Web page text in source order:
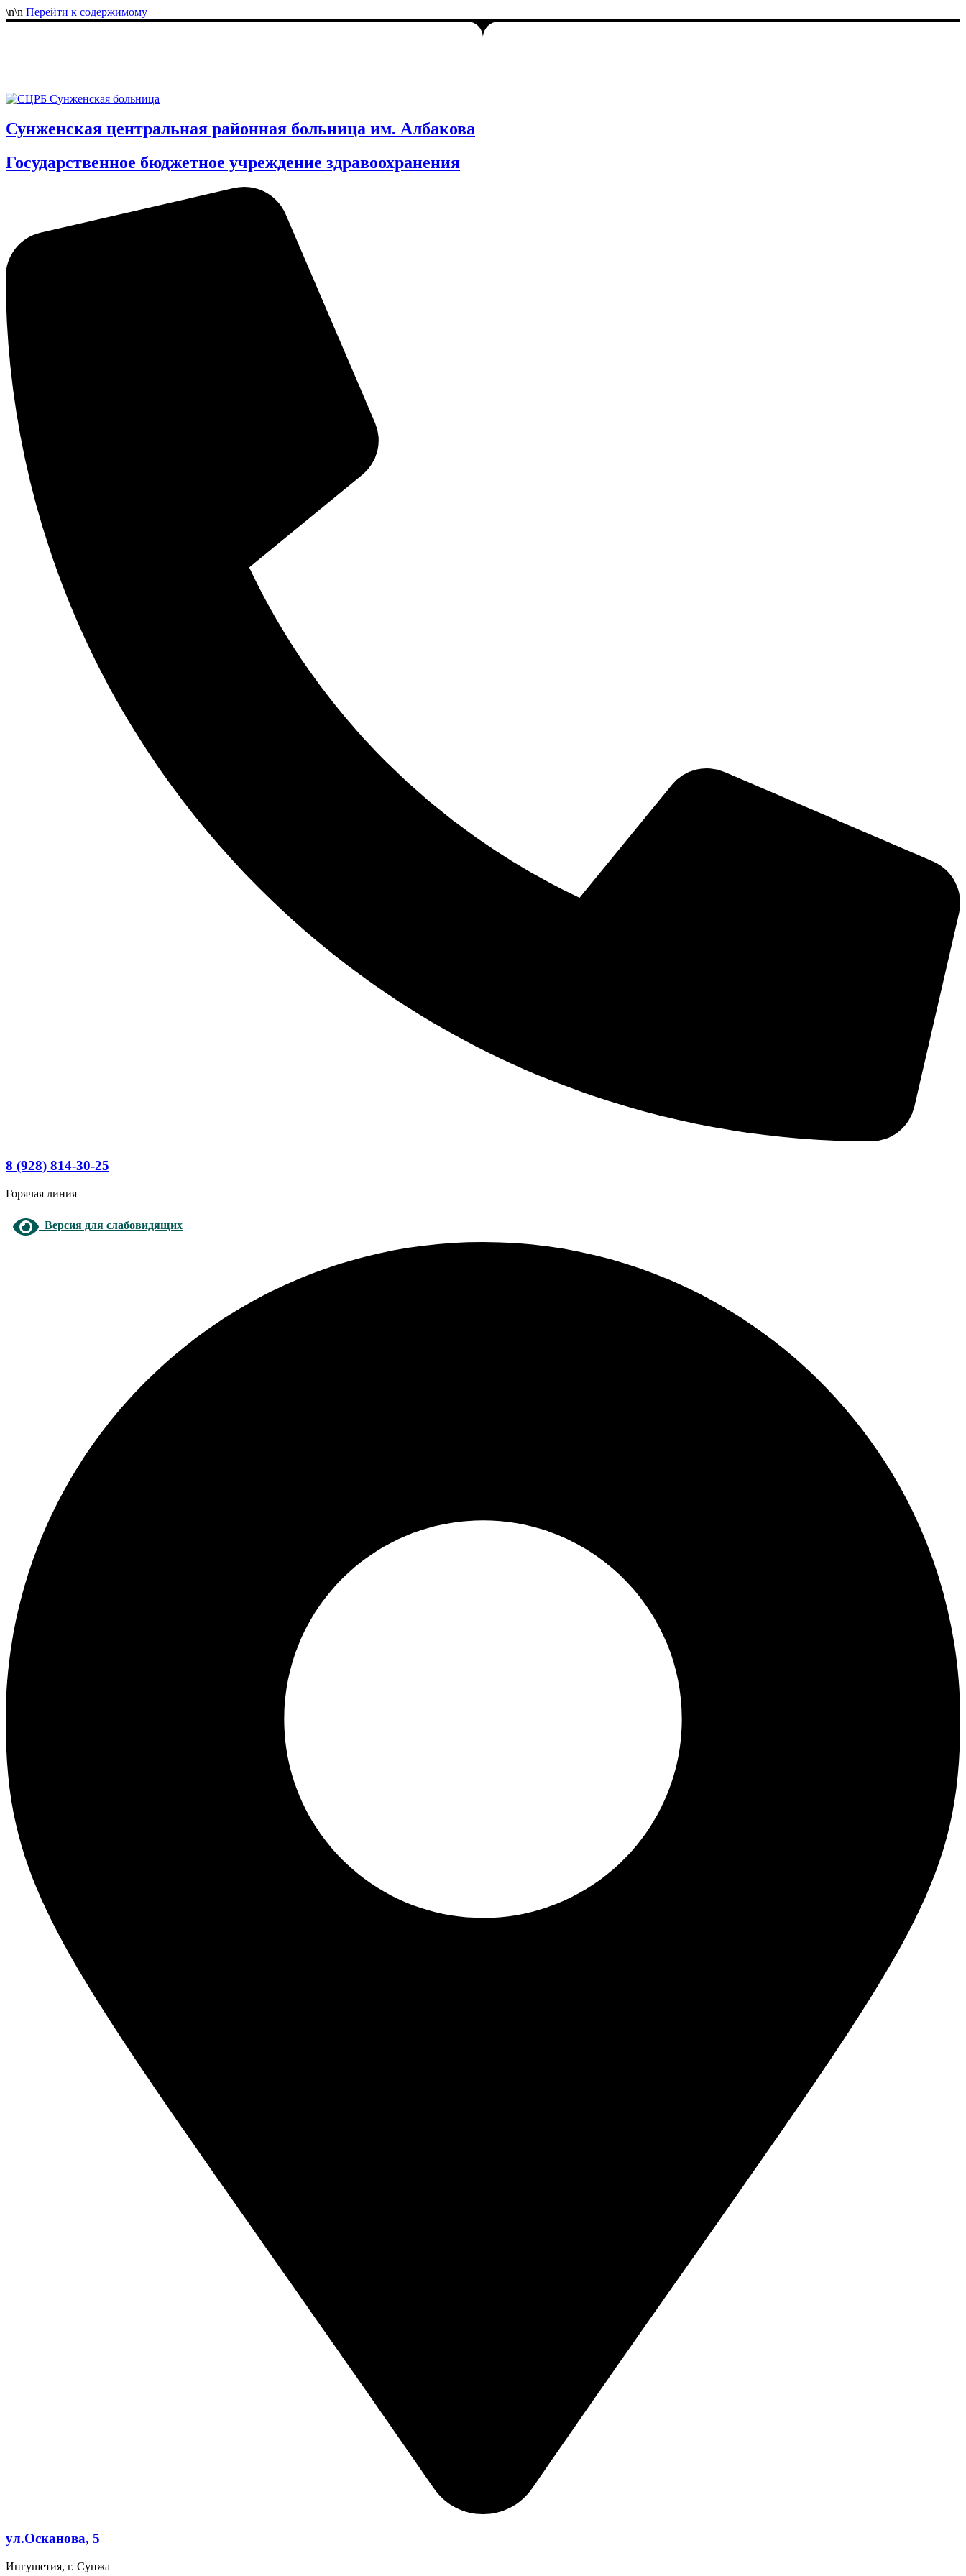
\n\n Перейти к содержимому
Сунженская центральная районная больница им. Албакова
Государственное бюджетное учреждение здравоохранения
8 (928) 814-30-25
Горячая линия
Версия для слабовидящих
ул.Осканова, 5
Ингушетия, г. Сунжа